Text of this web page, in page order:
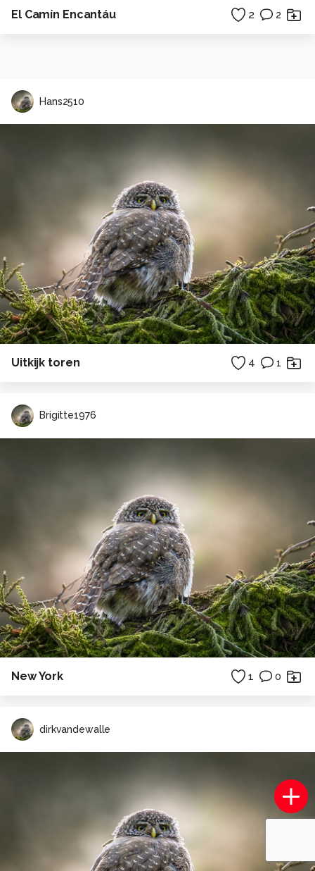
El Camín Encantáu 2 2
Hans2510
Uitkijk toren 4 1
Brigitte1976
New York 1 0
dirkvandewalle